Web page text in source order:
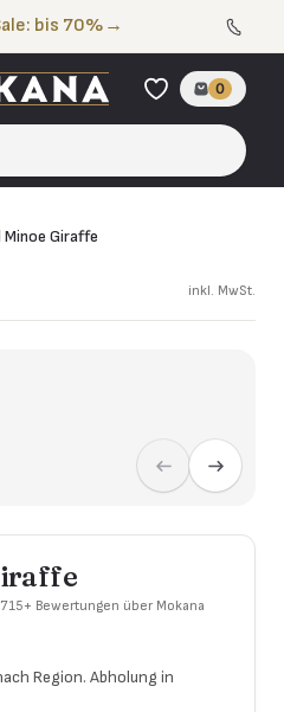
bis 70% →
0
Minoe Giraffe
inkl. MwSt.
Bewertungen über Mokana
Region. Abholung in